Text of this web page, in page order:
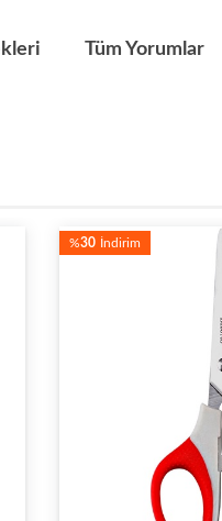
Tüm Yorumlar
%30 İndirim